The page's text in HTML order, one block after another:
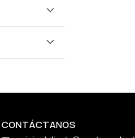
CONTÁCTANOS